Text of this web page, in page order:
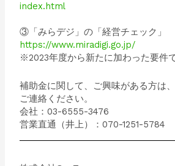
index.html
③「みらデジ」の「経営チェック」
https://www.miradigi.go.jp/
※2023年度から新たに加わった要件
補助金に関して、ご興味がある方は
ご連絡ください。
会社：03-6555-3476
営業直通（井上）：070-1251-5784